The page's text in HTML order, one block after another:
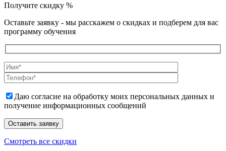
Получите скидку %
Оставьте заявку - мы расскажем о скидках и подберем для вас
программу обучения
Даю согласие на обработку моих персональных данных и
получение информационных сообщений
Смотреть все скидки